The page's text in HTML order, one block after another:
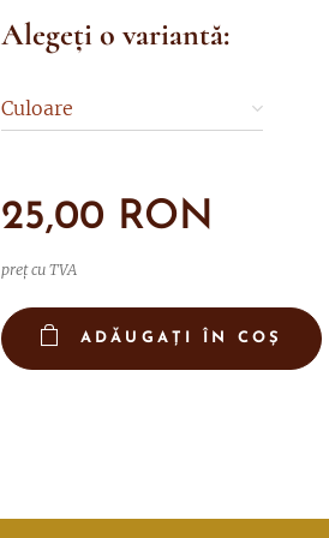
Alegeți o variantă:
Culoare
25,00 RON
preț cu TVA
ADĂUGAȚI ÎN COȘ